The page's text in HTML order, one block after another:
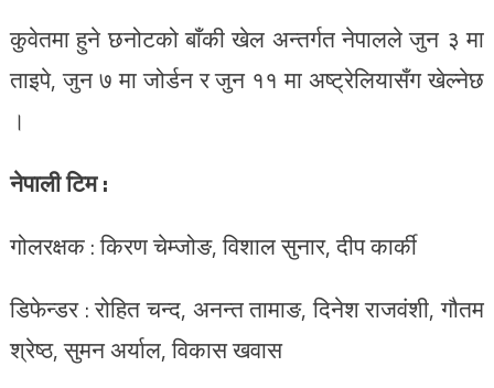
कुवेतमा हुने छनोटको बाँकी खेल अन्तर्गत नेपालले जुन ३ मा
ताइपे, जुन ७ मा जोर्डन र जुन ११ मा अष्ट्रेलियासँग खेल्नेछ
।
नेपाली टिम :
गोलरक्षक : किरण चेम्जोङ, विशाल सुनार, दीप कार्की
डिफेन्डर : रोहित चन्द, अनन्त तामाङ, दिनेश राजवंशी, गौतम
श्रेष्ठ, सुमन अर्याल, विकास खवास